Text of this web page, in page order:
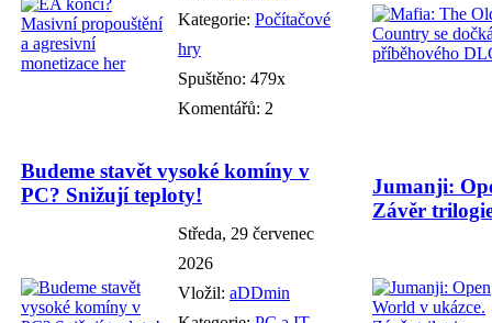
Kategorie: Počítačové
hry
Spuštěno: 479x
Komentářů: 2
Budeme stavět vysoké komíny v
PC? Snižují teploty!
Středa, 29 červenec
2026
Vložil: aDDmin
Jumanji:
Závěr